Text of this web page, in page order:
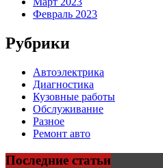
Февраль 2023
Рубрики
Автоэлектрика
Диагностика
Кузовные работы
Обслуживание
Разное
Ремонт авто
Последние статьи